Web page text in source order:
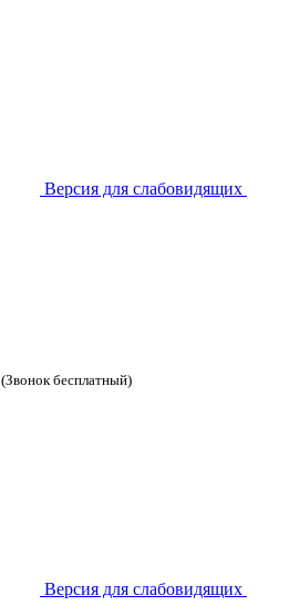
Версия для слабовидящих
(Звонок бесплатный)
Версия для слабовидящих